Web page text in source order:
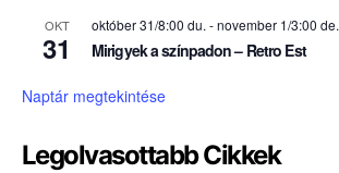
OKT
31
október 31/8:00 du. -november 1/3:00 de.
Mirigyek a színpadon – Retro Est
Naptár megtekintése
Legolvasottabb Cikkek